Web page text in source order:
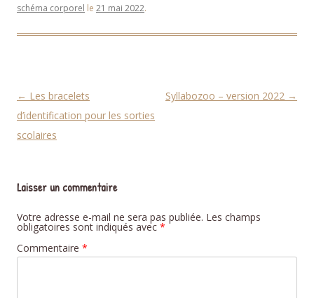
schéma corporel le 21 mai 2022.
Navigation des articles
← Les bracelets
d’identification pour les sorties
scolaires
Syllabozoo – version 2022 →
Laisser un commentaire
Votre adresse e-mail ne sera pas publiée. Les champs
obligatoires sont indiqués avec *
Commentaire *